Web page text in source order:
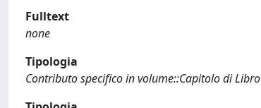
Fulltext
none
Tipologia
Contributo specifico in volume::Capitolo di Libro